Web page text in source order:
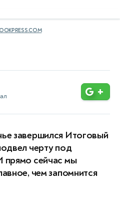
+
завершился Итоговый
черту под
прямо сейчас мы
чем запомнится